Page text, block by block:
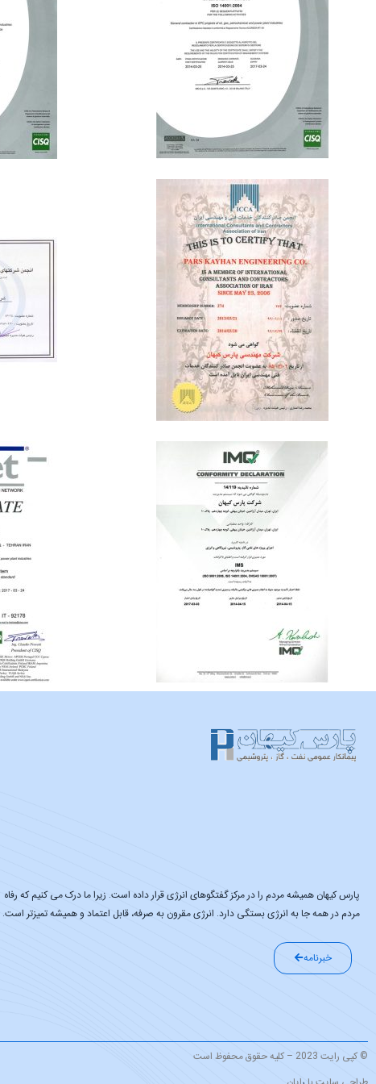
پارس کیهان همیشه مردم را در مرکز گفتگوهای انرژی قرار داده است. زیرا ما درک می کنیم که رفاه
مردم در همه جا به انرژی بستگی دارد. انرژی مقرون به صرفه، قابل اعتماد و همیشه تمیزتر است.
خبرنامه
© کپی رایت 2023 – کلیه حقوق محفوظ است
طراحی سایت با رایان